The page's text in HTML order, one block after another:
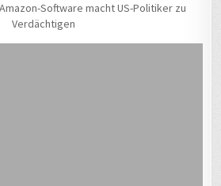
Software macht US-Politiker zu
Verdächtigen